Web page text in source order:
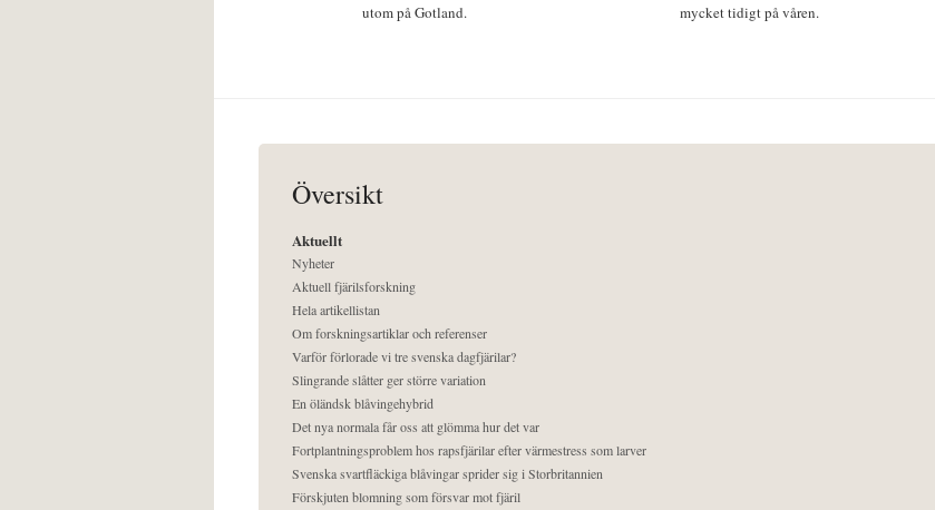
utom på Gotland.
mycket tidigt på våren.
Översikt
Aktuellt
Nyheter
Aktuell fjärilsforskning
Hela artikellistan
Om forskningsartiklar och referenser
Varför förlorade vi tre svenska dagfjärilar?
Slingrande slåtter ger större variation
En öländsk blåvingehybrid
Det nya normala får oss att glömma hur det var
Fortplantningsproblem hos rapsfjärilar efter värmestress som larver
Svenska svartfläckiga blåvingar sprider sig i Storbritannien
Förskjuten blomning som försvar mot fjäril